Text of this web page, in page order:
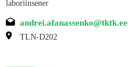
laboriinsener
andrei.afanassenko@tktk.ee
TLN-D202